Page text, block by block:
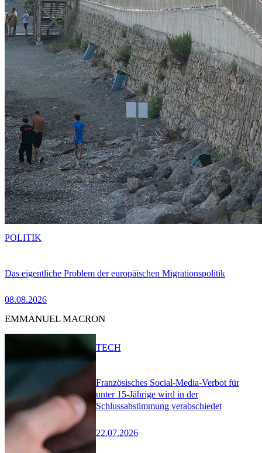
Das eigentliche Problem der europäischen Migrationspolitik
08.08.2026
POLITIK
EMMANUEL MACRON
Französisches Social-Media-Verbot für
unter 15-Jährige wird in der
Schlussabstimmung verabschiedet
22.07.2026
TECH